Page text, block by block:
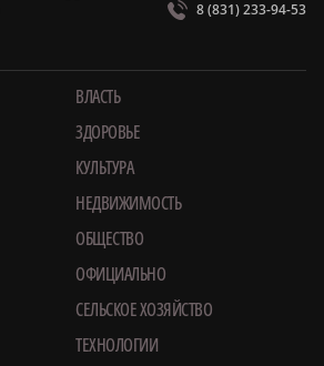
8 (831) 233-94-53
ВЛАСТЬ
ЗДОРОВЬЕ
КУЛЬТУРА
НЕДВИЖИМОСТЬ
ОБЩЕСТВО
ОФИЦИАЛЬНО
СЕЛЬСКОЕ ХОЗЯЙСТВО
ТЕХНОЛОГИИ